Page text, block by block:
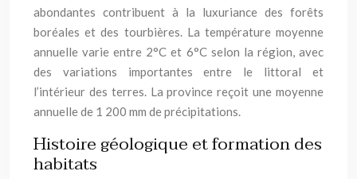
abondantes contribuent à la luxuriance des forêts
boréales et des tourbières. La température moyenne
annuelle varie entre 2°C et 6°C selon la région, avec
des variations importantes entre le littoral et
l’intérieur des terres. La province reçoit une moyenne
annuelle de 1 200 mm de précipitations.
Histoire géologique et formation des
habitats